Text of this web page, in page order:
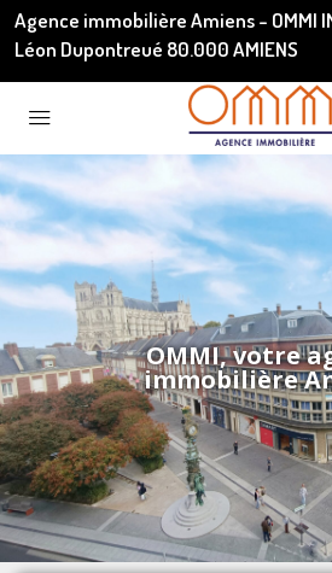
Agence immobilière Amiens - OMMI
Léon Dupontreué 80.000 AMIENS
OMMI, votre
immobilière